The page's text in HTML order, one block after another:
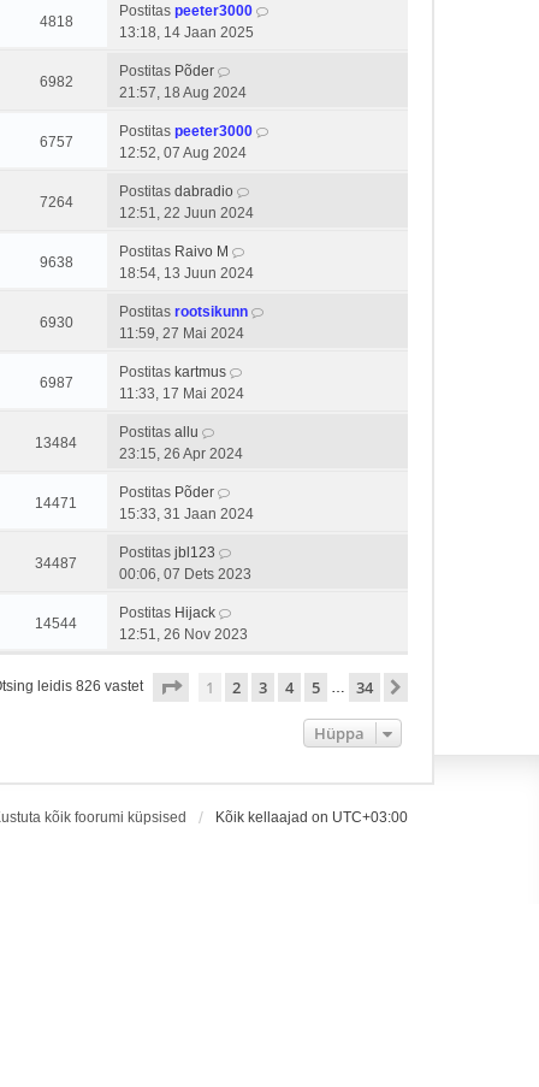
4818
Postitas peeter3000
13:18, 14 Jaan 2025
6982
Postitas Põder
21:57, 18 Aug 2024
6757
Postitas peeter3000
12:52, 07 Aug 2024
7264
Postitas dabradio
12:51, 22 Juun 2024
9638
Postitas Raivo M
18:54, 13 Juun 2024
6930
Postitas rootsikunn
11:59, 27 Mai 2024
6987
Postitas kartmus
11:33, 17 Mai 2024
13484
Postitas allu
23:15, 26 Apr 2024
14471
Postitas Põder
15:33, 31 Jaan 2024
34487
Postitas jbl123
00:06, 07 Dets 2023
14544
Postitas Hijack
12:51, 26 Nov 2023
leidis 826 vastet . leht 34 -st
1 2 3 4 5 … 34
Hüppa
kõik foorumi küpsised Kõik kellaajad on UTC+03:00